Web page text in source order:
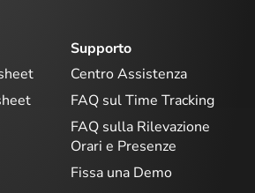
Supporto
Centro Assistenza
FAQ sul Time Tracking
FAQ sulla Rilevazione
Orari e Presenze
Fissa una Demo